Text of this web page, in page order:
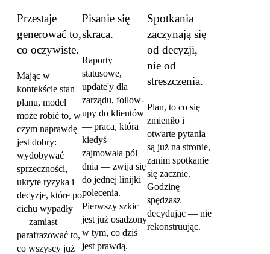
Przestaje
generować to,
co oczywiste.
Mając w
kontekście stan
planu, model
może robić to, w
czym naprawdę
jest dobry:
wydobywać
sprzeczności,
ukryte ryzyka i
decyzje, które po
cichu wypadły
— zamiast
parafrazować to,
co wszyscy już
Pisanie się
skraca.
Raporty
statusowe,
update'y dla
zarządu, follow-
upy do klientów
— praca, która
kiedyś
zajmowała pół
dnia — zwija się
do jednej linijki
polecenia.
Pierwszy szkic
jest już osadzony
w tym, co dziś
jest prawdą.
Spotkania
zaczynają się
od decyzji,
nie od
streszczenia.
Plan, to co się
zmieniło i
otwarte pytania
są już na stronie,
zanim spotkanie
się zacznie.
Godzinę
spędzasz
decydując — nie
rekonstruując.